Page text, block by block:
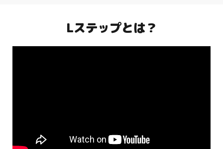
Lステップとは？